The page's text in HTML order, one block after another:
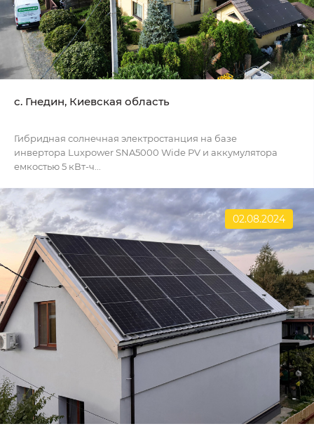
с. Гнедин, Киевская область
Гибридная солнечная электростанция на базе
инвертора Luxpower SNA5000 Wide PV и аккумулятора
емкостью 5 кВт-ч...
02.08.2024